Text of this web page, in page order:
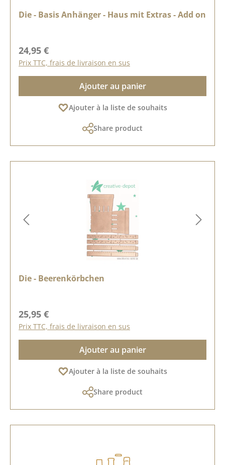
Die - Basis Anhänger - Haus mit Extras - Add on
Prix régulier :
24,95 €
Prix TTC, frais de livraison en sus
Ajouter au panier
Ajouter à la liste de souhaits
Share product
Die - Beerenkörbchen
Prix régulier :
25,95 €
Prix TTC, frais de livraison en sus
Ajouter au panier
Ajouter à la liste de souhaits
Share product